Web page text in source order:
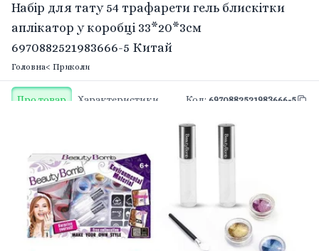
Набір для тату 54 трафарети гель блискітки
аплікатор у коробці 33*20*3см
6970882521983666-5 Китай
Головна< Приколи
Про товар Характеристики Код: 6970882521983666-5